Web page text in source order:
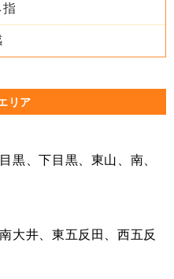
リア
黒、下目黒、東山、南、
大井、東五反田、西五反